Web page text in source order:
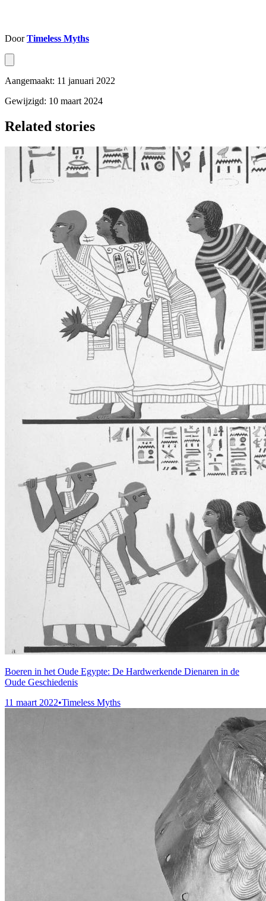
DoorTimeless Myths
Aangemaakt: 11 januari 2022
Gewijzigd: 10 maart 2024
Related stories
Boeren in het Oude Egypte: De Hardwerkende Dienaren in de
Oude Geschiedenis
11 maart 2022•Timeless Myths